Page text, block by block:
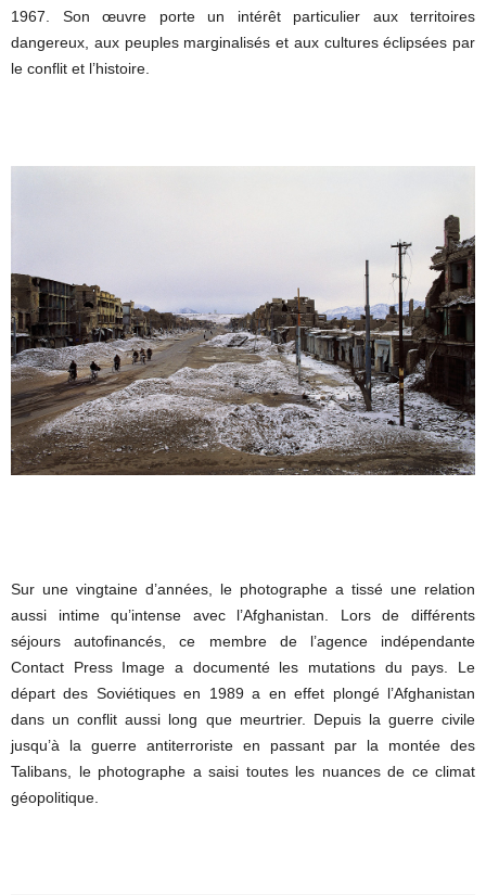
1967. Son œuvre porte un intérêt particulier aux territoires
dangereux, aux peuples marginalisés et aux cultures éclipsées par
le conflit et l’histoire.
Sur une vingtaine d’années, le photographe a tissé une relation
aussi intime qu’intense avec l’Afghanistan. Lors de différents
séjours autofinancés, ce membre de l’agence indépendante
Contact Press Image a documenté les mutations du pays. Le
départ des Soviétiques en 1989 a en effet plongé l’Afghanistan
dans un conflit aussi long que meurtrier. Depuis la guerre civile
jusqu’à la guerre antiterroriste en passant par la montée des
Talibans, le photographe a saisi toutes les nuances de ce climat
géopolitique.